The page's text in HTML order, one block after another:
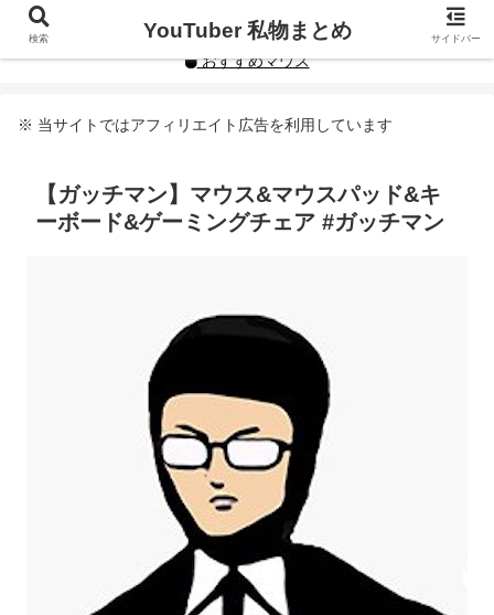
YouTuberや人気インフルエンサーの私物まとめです。
おすすめマウス
※ 当サイトではアフィリエイト広告を利用しています
【ガッチマン】マウス&マウスパッド&キ
ーボード&ゲーミングチェア #ガッチマン
検索 YouTuber 私物まとめ サイドバー